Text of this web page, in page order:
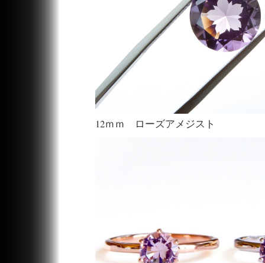
12ｍｍ ローズアメジスト